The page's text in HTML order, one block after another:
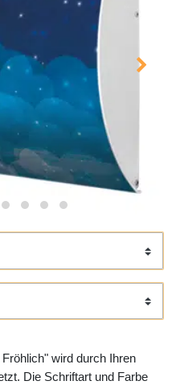
wird durch Ihren
Die Schriftart und Farbe